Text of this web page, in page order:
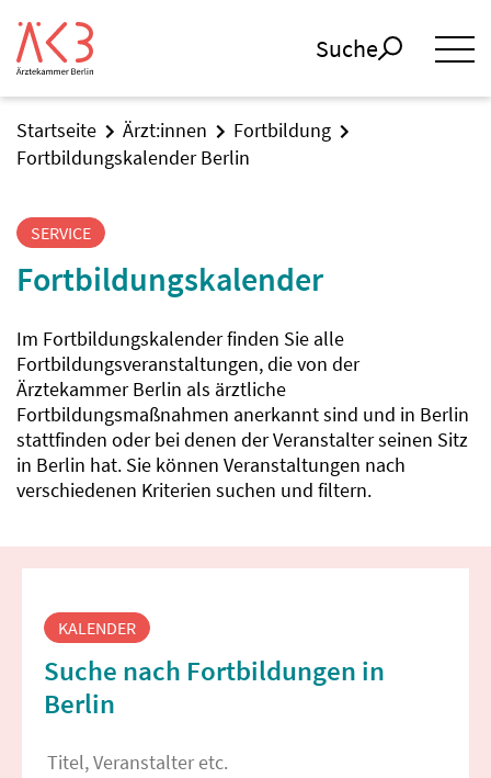
Suche
Startseite Ärzt:innen
Fortbildung
Fortbildungskalender Berlin
SERVICE
Fortbildungskalender
Im Fortbildungskalender finden Sie alle
Fortbildungsveranstaltungen, die von der
Ärztekammer Berlin als ärztliche
Fortbildungsmaßnahmen anerkannt sind und in Berlin
stattfinden oder bei denen der Veranstalter seinen Sitz
in Berlin hat. Sie können Veranstaltungen nach
verschiedenen Kriterien suchen und filtern.
Fortbildungssuche
KALENDER
Suche nach Fortbildungen in
Berlin